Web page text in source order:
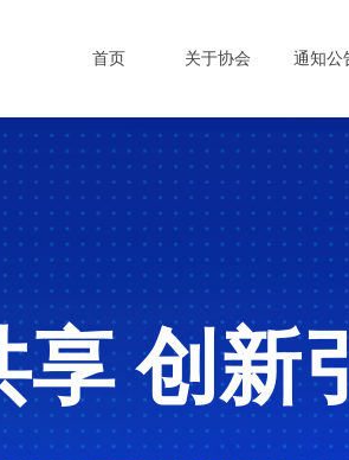
首页 关于协会 通知公
享创新